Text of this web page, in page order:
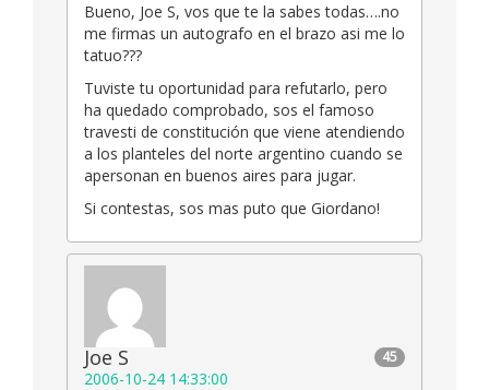
Bueno, Joe S, vos que te la sabes todas….no
me firmas un autografo en el brazo asi me lo
tatuo???
Tuviste tu oportunidad para refutarlo, pero
ha quedado comprobado, sos el famoso
travesti de constitución que viene atendiendo
a los planteles del norte argentino cuando se
apersonan en buenos aires para jugar.
Si contestas, sos mas puto que Giordano!
45
Joe S
2006-10-24 14:33:00